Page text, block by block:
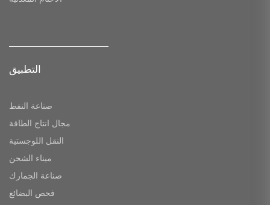
التطبيق
صناعة النفط
مجال انتاج الطاقة
النقل اللوجستية
ميناء الشحن
صناعة الجمارك
فحص البضائع